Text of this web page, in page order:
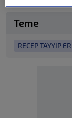
Teme
RECEP TAYYIP